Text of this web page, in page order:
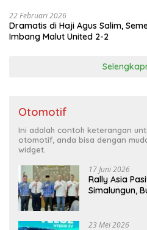
22 Februari 2026
Dramatis di Haji Agus Salim,
Imbang Malut United 2-2
Otomotif
Ini adalah contoh keterangan
otomotif, anda bisa dengan
widget.
17 Juni 2026
Rally Asia
Simalungun,
23 Mei 2026